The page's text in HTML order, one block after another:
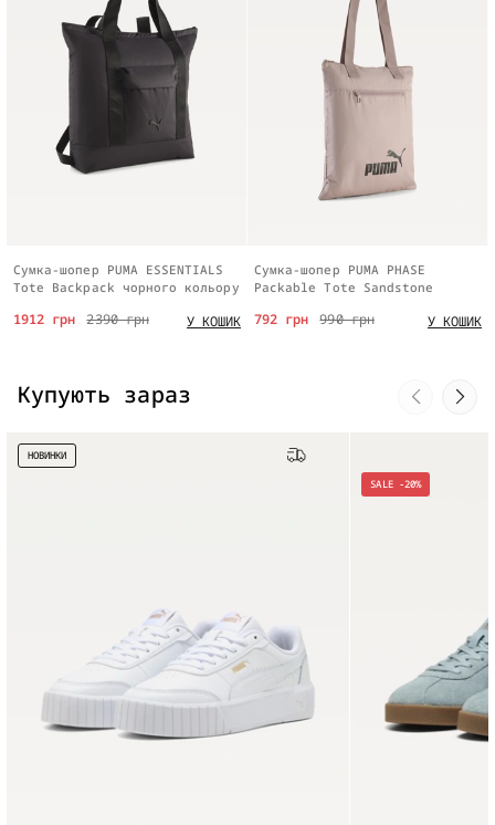
Сумка-шопер PUMA ESSENTIALS
Tote Backpack чорного кольору
2390 грн
1912 грн У КОШИК
Сумка-шопер PUMA PHASE
Packable Tote Sandstone
990 грн
792 грн У КОШИК
Купують зараз
НОВИНКИ
SALE -20%